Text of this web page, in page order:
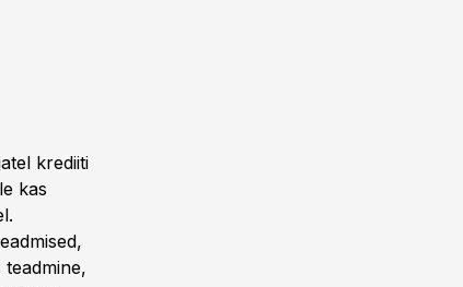
krediiti
kas